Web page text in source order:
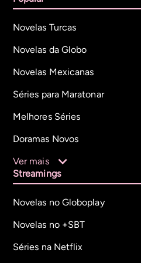
Novelas Turcas
Novelas da Globo
Novelas Mexicanas
Séries para Maratonar
Melhores Séries
Doramas Novos
Ver mais
Streamings
Novelas no Globoplay
Novelas no +SBT
Séries na Netflix